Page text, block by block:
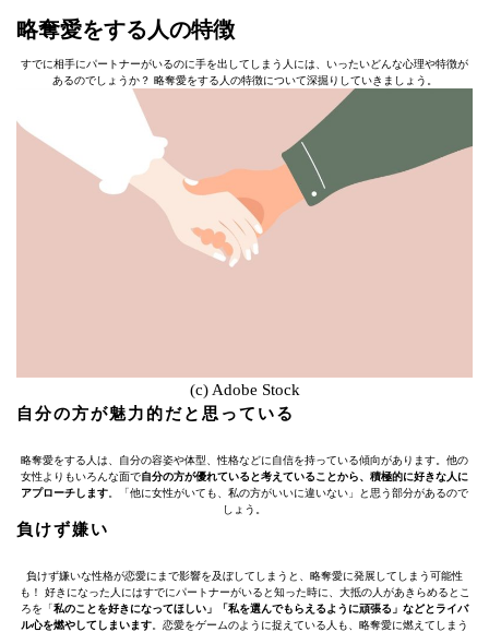
略奪愛をする人の特徴
すでに相手にパートナーがいるのに手を出してしまう人には、いったいどんな心理や特徴が
あるのでしょうか？ 略奪愛をする人の特徴について深掘りしていきましょう。
(c) Adobe Stock
自分の方が魅力的だと思っている
略奪愛をする人は、自分の容姿や体型、性格などに自信を持っている傾向があります。他の
女性よりもいろんな面で自分の方が優れていると考えていることから、積極的に好きな人に
アプローチします 。「他に女性がいても、私の方がいいに違いない」と思う部分があるので
しょう。
負けず嫌い
負けず嫌いな性格が恋愛にまで影響を及ぼしてしまうと、略奪愛に発展してしまう可能性
も！ 好きになった人にはすでにパートナーがいると知った時に、大抵の人があきらめるとこ
ろを「私のことを好きになってほしい」「私を選んでもらえるように頑張る」などとライバ
ル心を燃やしてしまいます 。恋愛をゲームのように捉えている人も、略奪愛に燃えてしまう